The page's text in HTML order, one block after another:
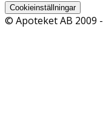
Cookieinställningar
© Apoteket AB 2009 -